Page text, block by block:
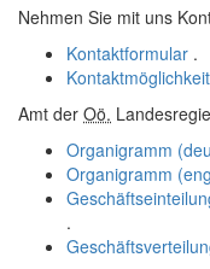
Nehmen Sie mit uns
Kontaktformular .
Amt der Oö.
Organigramm
Organigramm
.